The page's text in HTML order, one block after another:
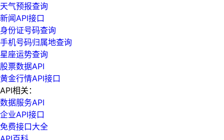
天气预报查询
新闻API接口
身份证号码查询
手机号码归属地查询
星座运势查询
股票数据API
黄金行情API接口
API相关：
数据服务API
企业API接口
免费接口大全